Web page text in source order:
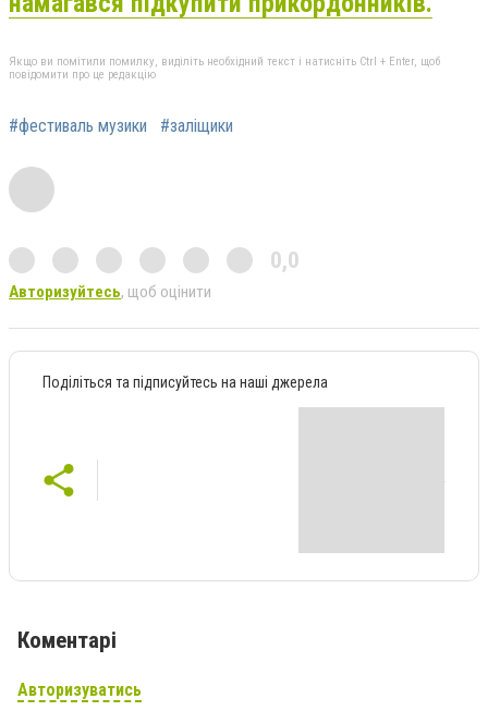
Якщо ви помітили помилку, виділіть необхідний текст і натисніть Ctrl + Enter, щоб
повідомити про це редакцію
#фестиваль музики #заліщики
0,0
Авторизуйтесь, щоб оцінити
Поділіться та підписуйтесь на наші джерела
Коментарі
Авторизуватись